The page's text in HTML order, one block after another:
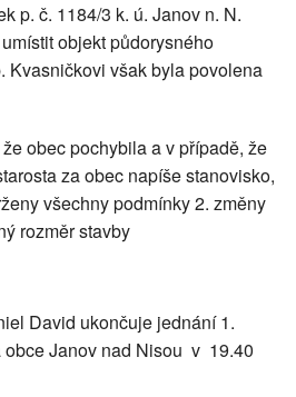
p. č. 1184/3 k. ú. Janov n. N.
objekt půdorysného
Kvasničkovi však byla povolena
obec pochybila a v případě, že
za obec napíše stanovisko,
všechny podmínky 2. změny
rozměr stavby
David ukončuje jednání 1.
Janov nad Nisou v 19.40